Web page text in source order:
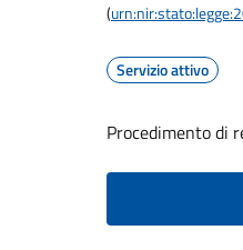
(
Servizio attivo
Procedimento di